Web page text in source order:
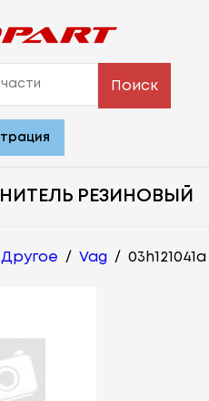
Поиск
РЕЗИНОВЫЙ
Другое / Vag / 03h121041a